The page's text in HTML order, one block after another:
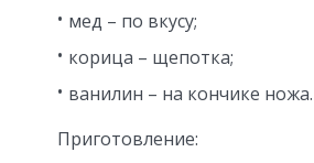
мед – по вкусу;
корица – щепотка;
ванилин – на кончике ножа.
Приготовление: